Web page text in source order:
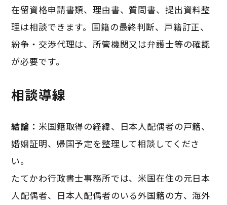
在留資格申請書類、理由書、質問書、提出資料整
理は相談できます。国籍の最終判断、戸籍訂正、
紛争・交渉代理は、所管機関又は弁護士等の確認
が必要です。
相談導線
結論： 米国籍取得の経緯、日本人配偶者の戸籍、
婚姻証明、帰国予定を整理して相談してくださ
い。
たてかわ行政書士事務所では、米国在住の元日本
人配偶者、日本人配偶者のいる外国籍の方、海外